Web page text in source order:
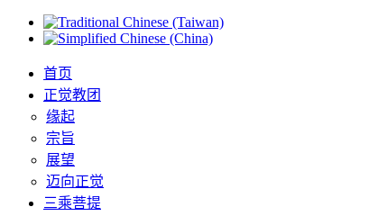
首页
正觉教团
缘起
宗旨
展望
迈向正觉
三乘菩提